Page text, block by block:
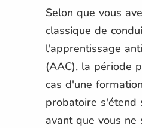
Selon que vous
classique de
l'apprentissage
(AAC), la période
cas d'une
probatoire s'étend
avant que vous ne